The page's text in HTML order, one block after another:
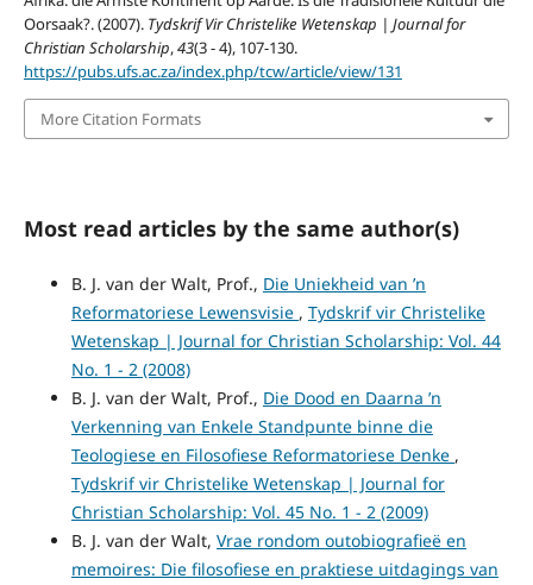
Oorsaak?. (2007). Tydskrif Vir Christelike Wetenskap | Journal for
Christian Scholarship,43(3 - 4), 107-130.
https://pubs.ufs.ac.za/index.php/tcw/article/view/131
More Citation Formats
Most read articles by the same author(s)
B. J. van der Walt, Prof., Die Uniekheid van ’n
Reformatoriese Lewensvisie , Tydskrif vir Christelike
Wetenskap | Journal for Christian Scholarship: Vol. 44
No. 1 - 2 (2008)
B. J. van der Walt, Prof., Die Dood en Daarna ’n
Verkenning van Enkele Standpunte binne die
Teologiese en Filosofiese Reformatoriese Denke ,
Tydskrif vir Christelike Wetenskap | Journal for
Christian Scholarship: Vol. 45 No. 1 - 2 (2009)
B. J. van der Walt, Vrae rondom outobiografieë en
memoires: Die filosofiese en praktiese uitdagings van